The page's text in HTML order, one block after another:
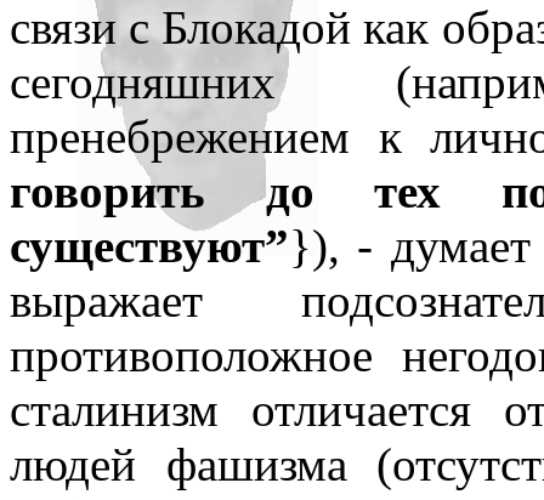
связи с Блокадой как
сегодняшних
пренебрежением к
говорить до тех
существуют”}), -
выражает
противоположное
сталинизм отличается
людей фашизма